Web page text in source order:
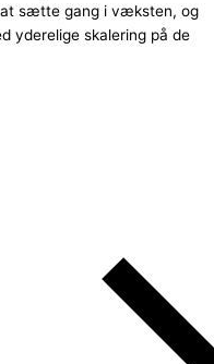
at sætte gang i væksten, og
yderelige skalering på de